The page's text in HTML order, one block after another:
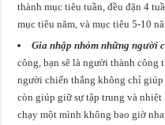
thành mục tiêu tuần, đều đặn 4
mục tiêu năm, và mục tiêu 5-10
Gia nhập nhóm những người
công, bạn sẽ là người thành công
người chiến thắng không chỉ
còn giúp giữ sự tập trung và
chạy một mình không bao giờ